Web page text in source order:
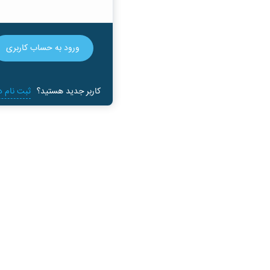
ورود به حساب کاربری
کاربر جدید هستید؟ ثبت ‌نام